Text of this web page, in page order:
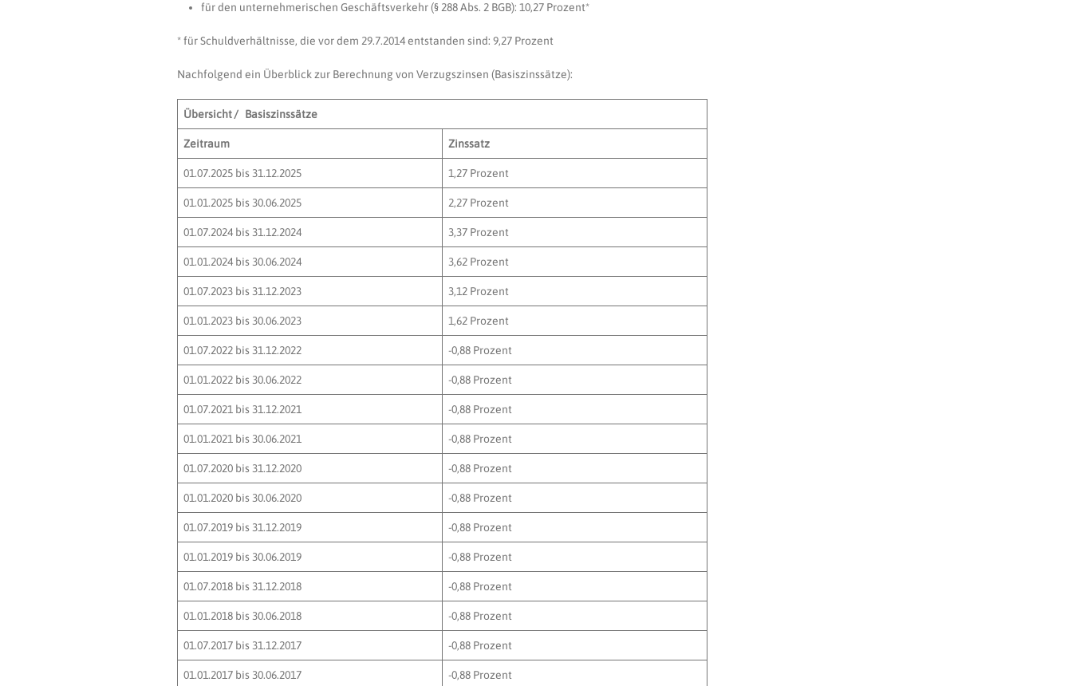
für den unternehmerischen Geschäftsverkehr (§ 288 Abs. 2 BGB): 10,27 Prozent*
* für Schuldverhältnisse, die vor dem 29.7.2014 entstanden sind: 9,27 Prozent
Nachfolgend ein Überblick zur Berechnung von Verzugszinsen (Basiszinssätze):
Übersicht / Basiszinssätze
Zeitraum Zinssatz
01.07.2025 bis 31.12.2025 1,27 Prozent
01.01.2025 bis 30.06.2025 2,27 Prozent
01.07.2024 bis 31.12.2024 3,37 Prozent
01.01.2024 bis 30.06.2024 3,62 Prozent
01.07.2023 bis 31.12.2023 3,12 Prozent
01.01.2023 bis 30.06.2023 1,62 Prozent
01.07.2022 bis 31.12.2022 -0,88 Prozent
01.01.2022 bis 30.06.2022 -0,88 Prozent
01.07.2021 bis 31.12.2021 -0,88 Prozent
01.01.2021 bis 30.06.2021 -0,88 Prozent
01.07.2020 bis 31.12.2020 -0,88 Prozent
01.01.2020 bis 30.06.2020 -0,88 Prozent
01.07.2019 bis 31.12.2019 -0,88 Prozent
01.01.2019 bis 30.06.2019 -0,88 Prozent
01.07.2018 bis 31.12.2018 -0,88 Prozent
01.01.2018 bis 30.06.2018 -0,88 Prozent
01.07.2017 bis 31.12.2017 -0,88 Prozent
01.01.2017 bis 30.06.2017 -0,88 Prozent